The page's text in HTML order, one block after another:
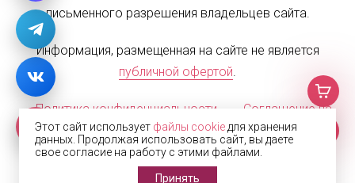
письменного разрешения владельцев сайта.
Информация, размещенная на сайте не является
публичной офертой.
Политика конфиденциальности
Соглашение на
обработку персональных данных
Карта сайта
© 2002—2026 Жалюзи.РФ
Этот сайт использует файлы cookie для хранения
данных. Продолжая использовать сайт, вы даете
свое согласие на работу с этими файлами.
Принять